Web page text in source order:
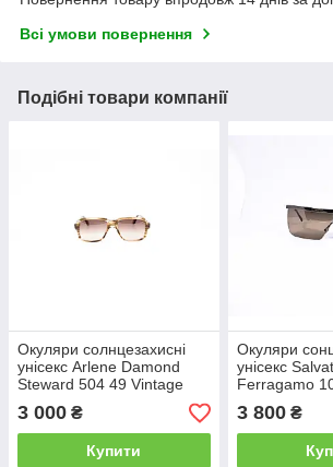
Всі умови повернення
Подібні товари компанії
Окуляри солнцезахисні
унісекс Arlene Damond
Steward 504 49 Vintage
3 000 ₴
Купити
Окуляри
унісекс
Ferragamo
Vintage
3 800₴